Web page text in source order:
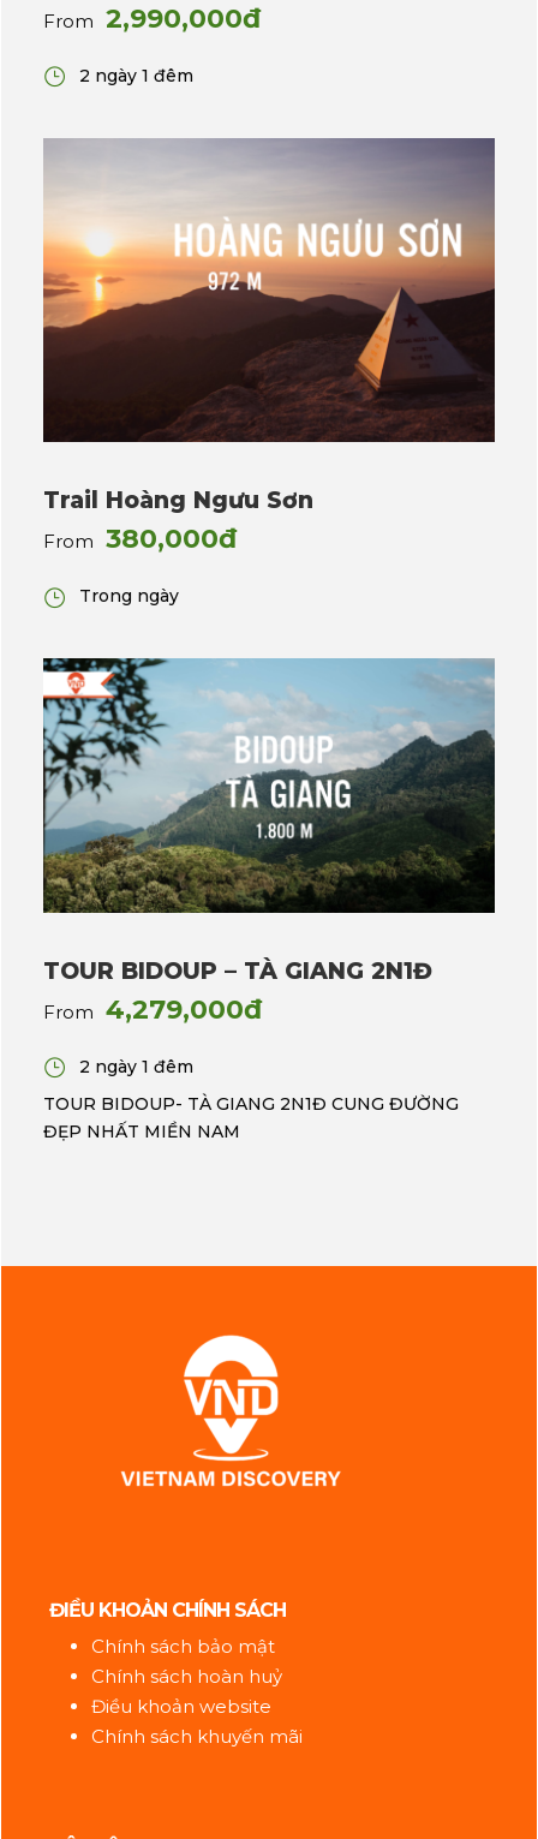
From 2,990,000đ
2 ngày 1 đêm
Trail Hoàng Ngưu Sơn
From 380,000đ
Trong ngày
TOUR BIDOUP – TÀ GIANG 2N1Đ
From 4,279,000đ
2 ngày 1 đêm
TOUR BIDOUP- TÀ GIANG 2N1Đ CUNG ĐƯỜNG
ĐẸP NHẤT MIỀN NAM
ĐIỀU KHOẢN CHÍNH SÁCH
Chính sách bảo mật
Chính sách hoàn huỷ
Điều khoản website
Chính sách khuyến mãi